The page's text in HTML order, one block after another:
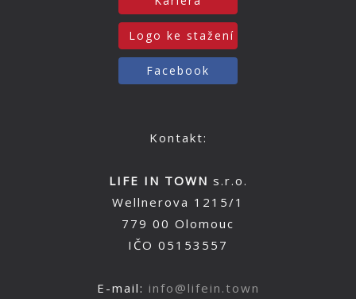
Logo ke stažení
Facebook
Kontakt:
LIFE IN TOWN s.r.o.
Wellnerova 1215/1
779 00 Olomouc
IČO 05153557
E-mail: info@lifein.town